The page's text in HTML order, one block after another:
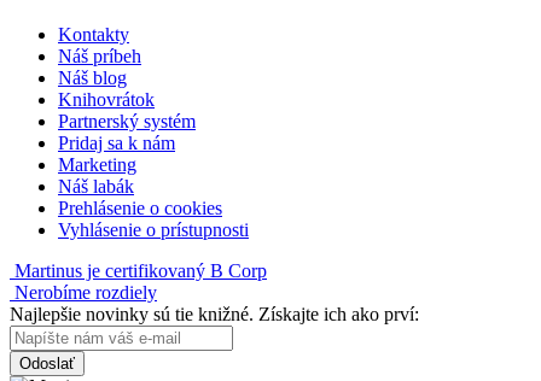
Kontakty
Náš príbeh
Náš blog
Knihovrátok
Partnerský systém
Pridaj sa k nám
Marketing
Náš labák
Prehlásenie o cookies
Vyhlásenie o prístupnosti
Martinus je certifikovaný B Corp
Nerobíme rozdiely
Najlepšie novinky sú tie knižné. Získajte ich ako prví:
Odoslať